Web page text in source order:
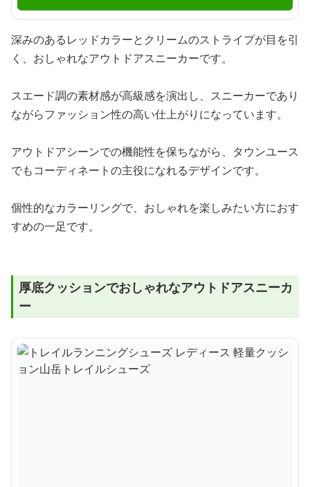
深みのあるレッドカラーとクリームのストライプが目を引
く、おしゃれなアウトドアスニーカーです。
スエード調の素材感が高級感を演出し、スニーカーであり
ながらファッション性の高い仕上がりになっています。
アウトドアシーンでの機能性を保ちながら、タウンユース
でもコーディネートの主役になれるデザインです。
個性的なカラーリングで、おしゃれを楽しみたい方におす
すめの一足です。
厚底クッションでおしゃれなアウトドアスニーカ
ー